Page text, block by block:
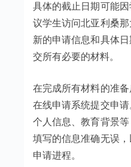
具体的截止日期可能
议学生访问北亚利桑
新的申请信息和具体
交所有必要的材料。
在完成所有材料的准
在线申请系统提交申
个人信息、教育背景
填写的信息准确无误
申请进程。